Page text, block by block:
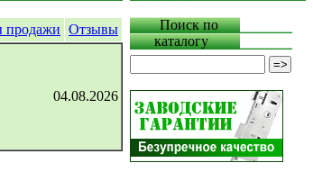
продажи Отзывы
04.08.2026
Поиск по
каталогу